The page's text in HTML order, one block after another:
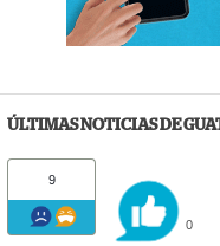
ÚLTIMAS NOTICIAS DE
9
0